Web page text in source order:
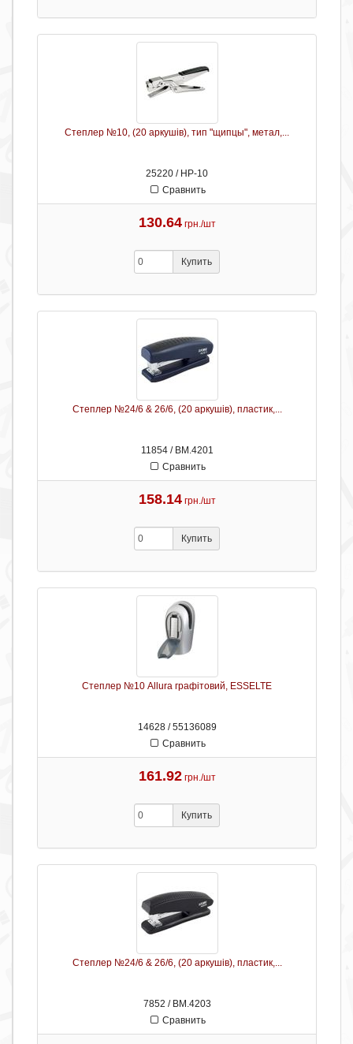
Степлер №10, (20 аркушів), тип "щипцы", метал,...
25220 / HP-10
Сравнить
130.64 грн./шт
Купить
Степлер №24/6 & 26/6, (20 аркушів), пластик,...
11854 / ВМ.4201
Сравнить
158.14 грн./шт
Купить
Степлер №10 Allura графітовий, ESSELTE
14628 / 55136089
Сравнить
161.92 грн./шт
Купить
Степлер №24/6 & 26/6, (20 аркушів), пластик,...
7852 / ВМ.4203
Сравнить